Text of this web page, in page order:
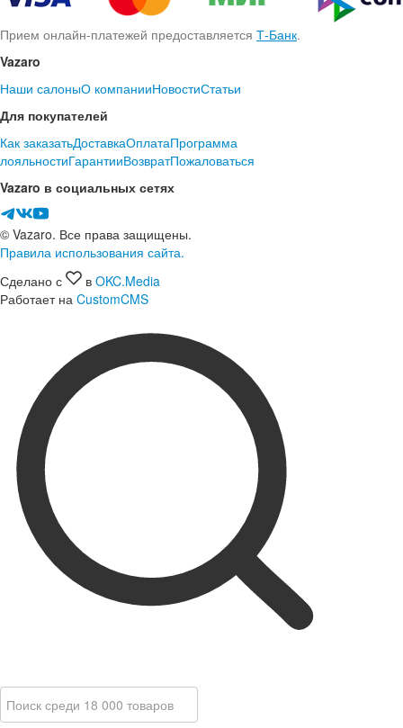
Прием онлайн-платежей предоставляется Т-Банк.
Vazaro
Наши салоныО компанииНовостиСтатьи
Для покупателей
Как заказатьДоставкаОплатаПрограмма
лояльностиГарантииВозвратПожаловаться
Vazaro в социальных сетях
© Vazaro. Все права защищены.
Правила использования сайта.
Сделано с
в OKC.Media
Работает на CustomCMS